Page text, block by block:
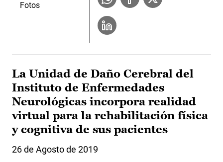
Fotos
La Unidad de Daño Cerebral del
Instituto de Enfermedades
Neurológicas incorpora realidad
virtual para la rehabilitación física
y cognitiva de sus pacientes
26 de Agosto de 2019